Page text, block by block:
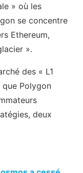
» où les
se concentre
Ethereum,
».
des « L1
que Polygon
deux